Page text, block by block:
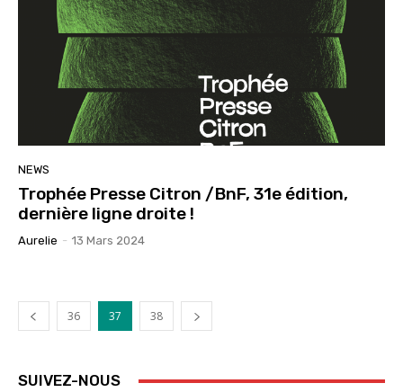
NEWS
Trophée Presse Citron /BnF, 31e édition,
dernière ligne droite !
Aurelie - 13 Mars 2024
36 37 38
SUIVEZ-NOUS